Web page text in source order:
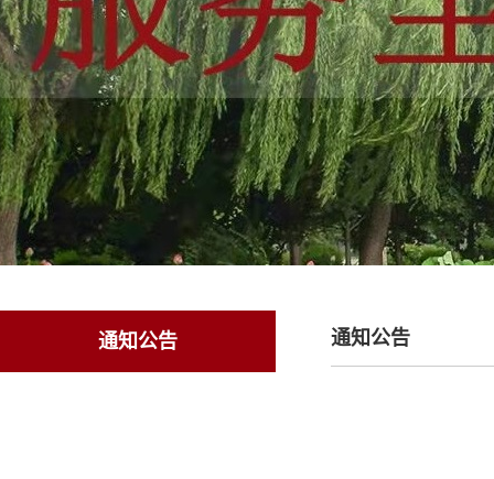
通知公告 通知公告